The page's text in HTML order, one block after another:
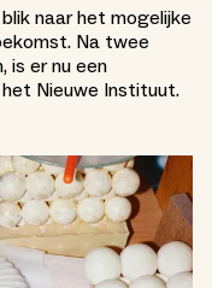
naar het mogelijke
Na twee
is er nu een
Nieuwe Instituut.